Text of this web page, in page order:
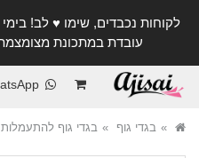
עובדת במתכונת
בגדי גוף בגדי גוף